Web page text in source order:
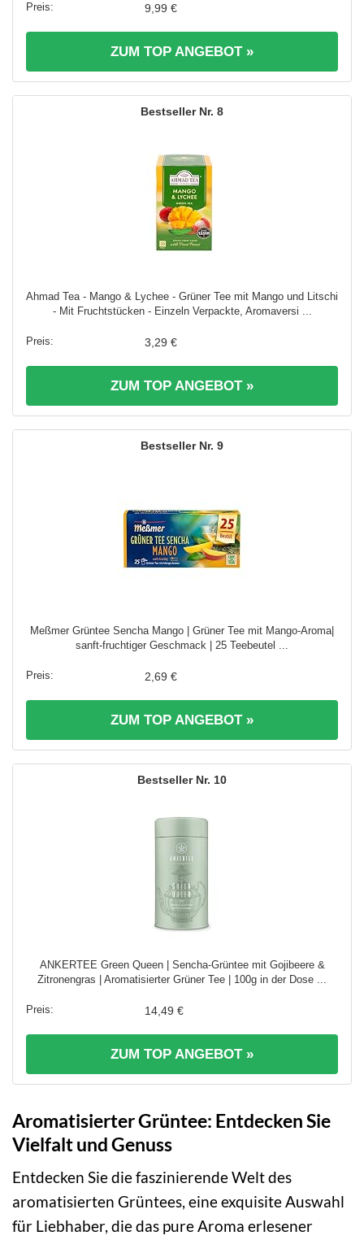
9,99 €
ZUM TOP ANGEBOT »
8
Ahmad Tea - Mango & Lychee - Grüner Tee mit Mango und Litschi
- Mit Fruchtstücken - Einzeln Verpackte, Aromaversi ...
3,29 €
ZUM TOP ANGEBOT »
9
Meßmer Grüntee Sencha Mango | Grüner Tee mit Mango-Aroma|
sanft-fruchtiger Geschmack | 25 Teebeutel ...
2,69 €
ZUM TOP ANGEBOT »
10
ANKERTEE Green Queen | Sencha-Grüntee mit Gojibeere &
Zitronengras | Aromatisierter Grüner Tee | 100g in der Dose ...
14,49 €
ZUM TOP ANGEBOT »
Aromatisierter Grüntee: Entdecken Sie
Vielfalt und Genuss
Entdecken Sie die faszinierende Welt des
aromatisierten Grüntees, eine exquisite Auswahl
für Liebhaber, die das pure Aroma erlesener